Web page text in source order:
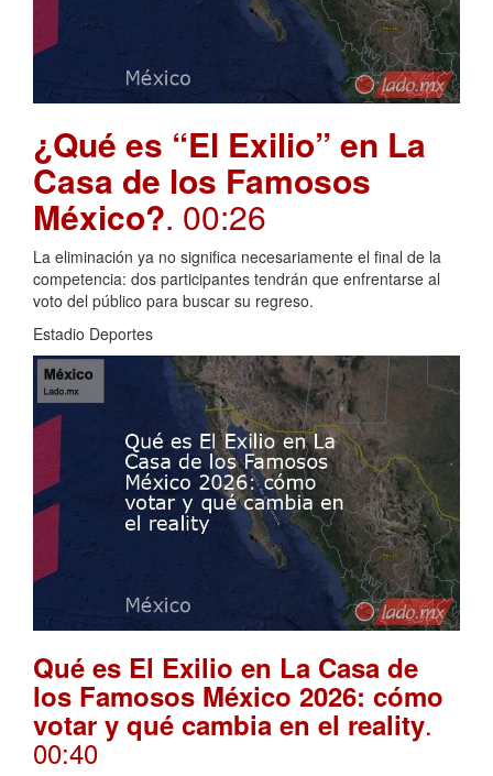
¿Qué es “El Exilio” en La
Casa de los Famosos
México?. 00:26
La eliminación ya no significa necesariamente el final de la
competencia: dos participantes tendrán que enfrentarse al
voto del público para buscar su regreso.
Estadio Deportes
Qué es El Exilio en La Casa de
los Famosos México 2026: cómo
votar y qué cambia en el reality.
00:40